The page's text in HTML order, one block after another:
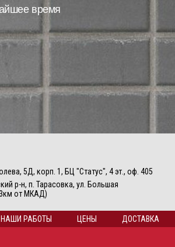
время
5Д, корп. 1, БЦ "Статус", 4 эт., оф. 405
р-н, п. Тарасовка, ул. Большая
от МКАД)
НАШИ РАБОТЫ ЦЕНЫ ДОСТАВКА